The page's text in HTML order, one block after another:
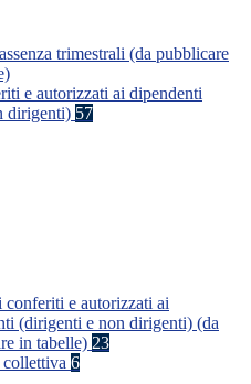
trimestrali (da pubblicare
e autorizzati ai dipendenti
dirigenti) 57
conferiti e autorizzati ai
(dirigenti e non dirigenti) (da
in tabelle) 23
6